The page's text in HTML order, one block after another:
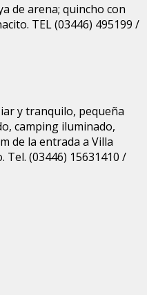
de arena; quincho con
TEL (03446) 495199 /
y tranquilo, pequeña
camping iluminado,
de la entrada a Villa
(03446) 15631410 /